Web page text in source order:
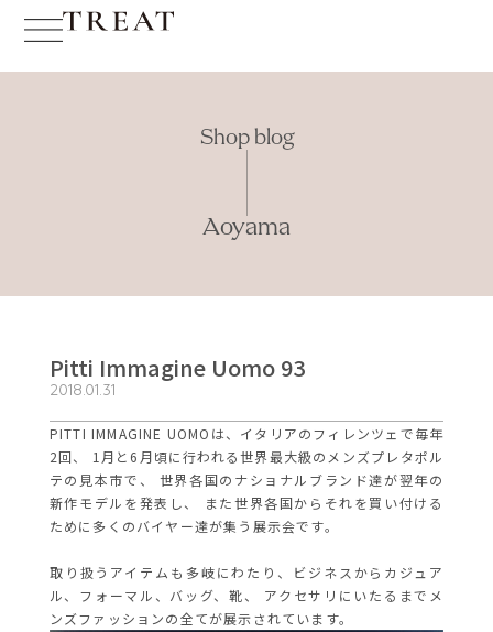
Shop blog
Aoyama
Pitti Immagine Uomo 93
2018.01.31
PITTI IMMAGINE UOMOは、イタリアのフィレンツェで毎年
2回、 1月と6月頃に行われる世界最大級のメンズプレタポル
テの見本市で、 世界各国のナショナルブランド達が翌年の
新作モデルを発表し、 また世界各国からそれを買い付ける
ために多くのバイヤー達が集う展示会です。
取り扱うアイテムも多岐にわたり、ビジネスからカジュア
ル、フォーマル、バッグ、靴、 アクセサリにいたるまでメ
ンズファッションの全てが展示されています。